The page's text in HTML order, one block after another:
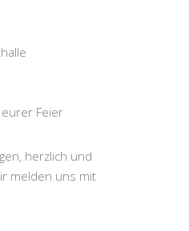
Feier
herzlich und
melden uns mit